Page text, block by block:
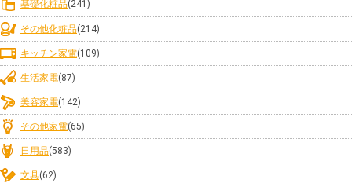
基礎化粧品(241)
その他化粧品(214)
キッチン家電(109)
生活家電(87)
美容家電(142)
その他家電(65)
日用品(583)
文具(62)